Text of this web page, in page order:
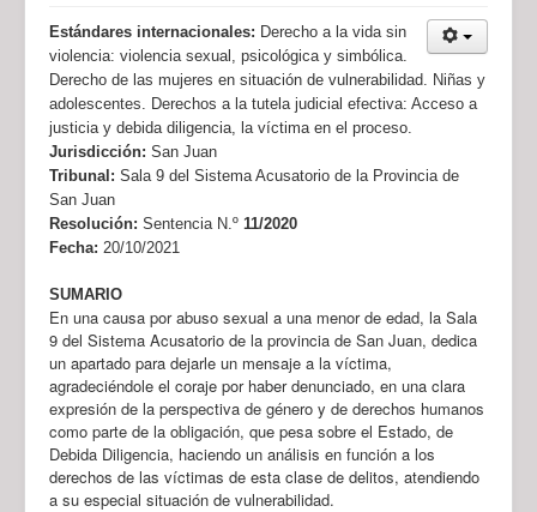
Estándares internacionales: Derecho a la vida sin
violencia: violencia sexual, psicológica y simbólica.
Derecho de las mujeres en situación de vulnerabilidad. Niñas y
adolescentes. Derechos a la tutela judicial efectiva: Acceso a
justicia y debida diligencia, la víctima en el proceso.
Jurisdicción: San Juan
Tribunal: Sala 9 del Sistema Acusatorio de la Provincia de
San Juan
Resolución: Sentencia N.º 11/2020
Fecha: 20/10/2021
SUMARIO
En una causa por abuso sexual a una menor de edad, la Sala
9 del Sistema Acusatorio de la provincia de San Juan, dedica
un apartado para dejarle un mensaje a la víctima,
agradeciéndole el coraje por haber denunciado, en una clara
expresión de la perspectiva de género y de derechos humanos
como parte de la obligación, que pesa sobre el Estado, de
Debida Diligencia, haciendo un análisis en función a los
derechos de las víctimas de esta clase de delitos, atendiendo
a su especial situación de vulnerabilidad.